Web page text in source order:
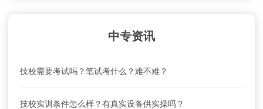
中专资讯
技校需要考试吗？笔试考什么？难不难？
技校实训条件怎么样？有真实设备供实操吗？